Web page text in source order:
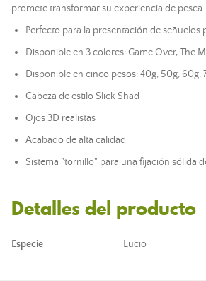
promete transformar su experiencia de pesca.
Perfecto para la presentación de señuelos
Disponible en 3 colores: Game Over, The
Disponible en cinco pesos: 40g, 50g, 60g,
Cabeza de estilo Slick Shad
Ojos 3D realistas
Acabado de alta calidad
Sistema "tornillo" para una fijación sólida
Detalles del producto
Especie Lucio